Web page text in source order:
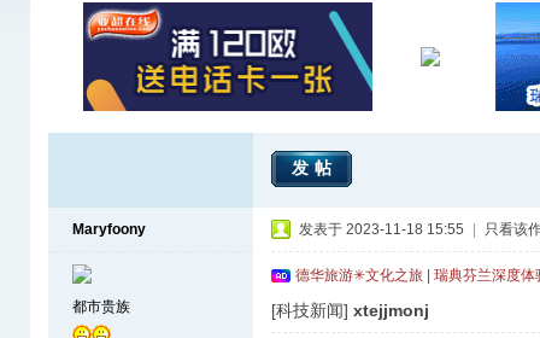
发帖
Maryfoony
都市贵族
发表于 2023-11-18 15:55 只看该
德华旅游✳文化之旅 | 瑞典芬兰深度
[科技新闻] xtejjmonj